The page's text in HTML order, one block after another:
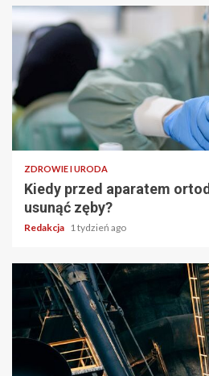
ZDROWIE I URODA
Kiedy przed aparatem
usunąć zęby?
Redakcja 1 tydzień ago